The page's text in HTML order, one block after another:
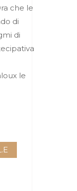
che le
di
di
le